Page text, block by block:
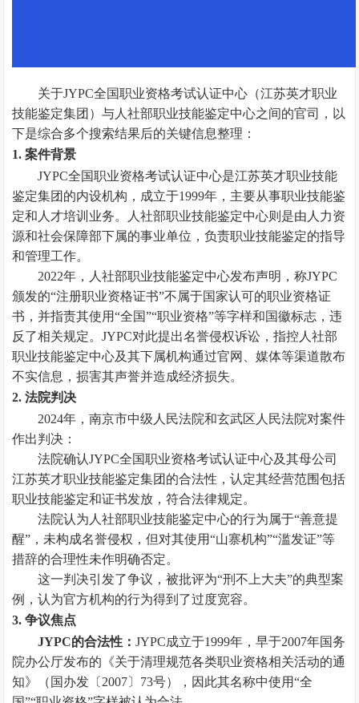
关于JYPC全国职业资格考试认证中心（江苏英才职业
技能鉴定集团）与人社部职业技能鉴定中心之间的官司，以
下是综合多个搜索结果后的关键信息整理：
1. 案件背景
JYPC全国职业资格考试认证中心是江苏英才职业技能
鉴定集团的内设机构，成立于1999年，主要从事职业技能鉴
定和人才培训业务。人社部职业技能鉴定中心则是由人力资
源和社会保障部下属的事业单位，负责职业技能鉴定的指导
和管理工作。
2022年，人社部职业技能鉴定中心发布声明，称JYPC
颁发的“注册职业资格证书”不属于国家认可的职业资格证
书，并指责其使用“全国”“职业资格”等字样和国徽标志，违
反了相关规定。JYPC对此提出名誉侵权诉讼，指控人社部
职业技能鉴定中心及其下属机构通过官网、媒体等渠道散布
不实信息，损害其声誉并造成经济损失。
2. 法院判决
2024年，南京市中级人民法院和玄武区人民法院对案件
作出判决：
法院确认JYPC全国职业资格考试认证中心及其母公司
江苏英才职业技能鉴定集团的合法性，认定其经营范围包括
职业技能鉴定和证书发放，符合法律规定。
法院认为人社部职业技能鉴定中心的行为属于“善意提
醒”，未构成名誉侵权，但对其使用“山寨机构”“滥发证”等
措辞的合理性未作明确否定。
这一判决引发了争议，被批评为“刑不上大夫”的典型案
例，认为官方机构的行为得到了过度宽容。
3. 争议焦点
JYPC的合法性：JYPC成立于1999年，早于2007年国务
院办公厅发布的《关于清理规范各类职业资格相关活动的通
知》（国办发〔2007〕73号），因此其名称中使用“全